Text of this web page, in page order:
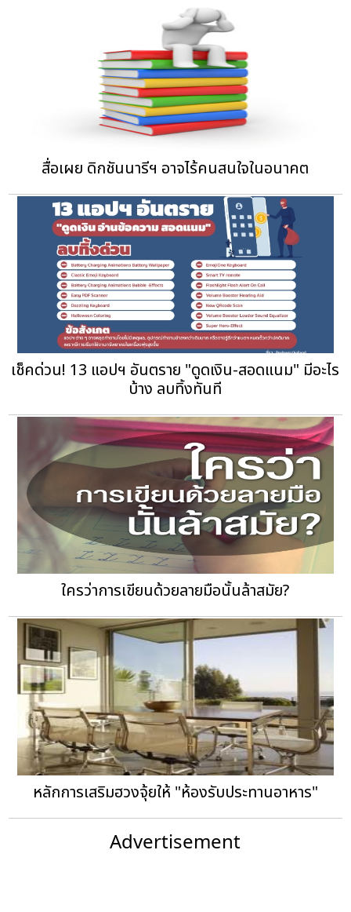
สื่อเผย ดิกชันนารีฯ อาจไร้คนสนใจในอนาคต
เช็คด่วน! 13 แอปฯ อันตราย "ดูดเงิน-สอดแนม" มีอะไร
บ้าง ลบทิ้งทันที
ใครว่าการเขียนด้วยลายมือนั้นล้าสมัย?
หลักการเสริมฮวงจุ้ยให้ "ห้องรับประทานอาหาร"
Advertisement